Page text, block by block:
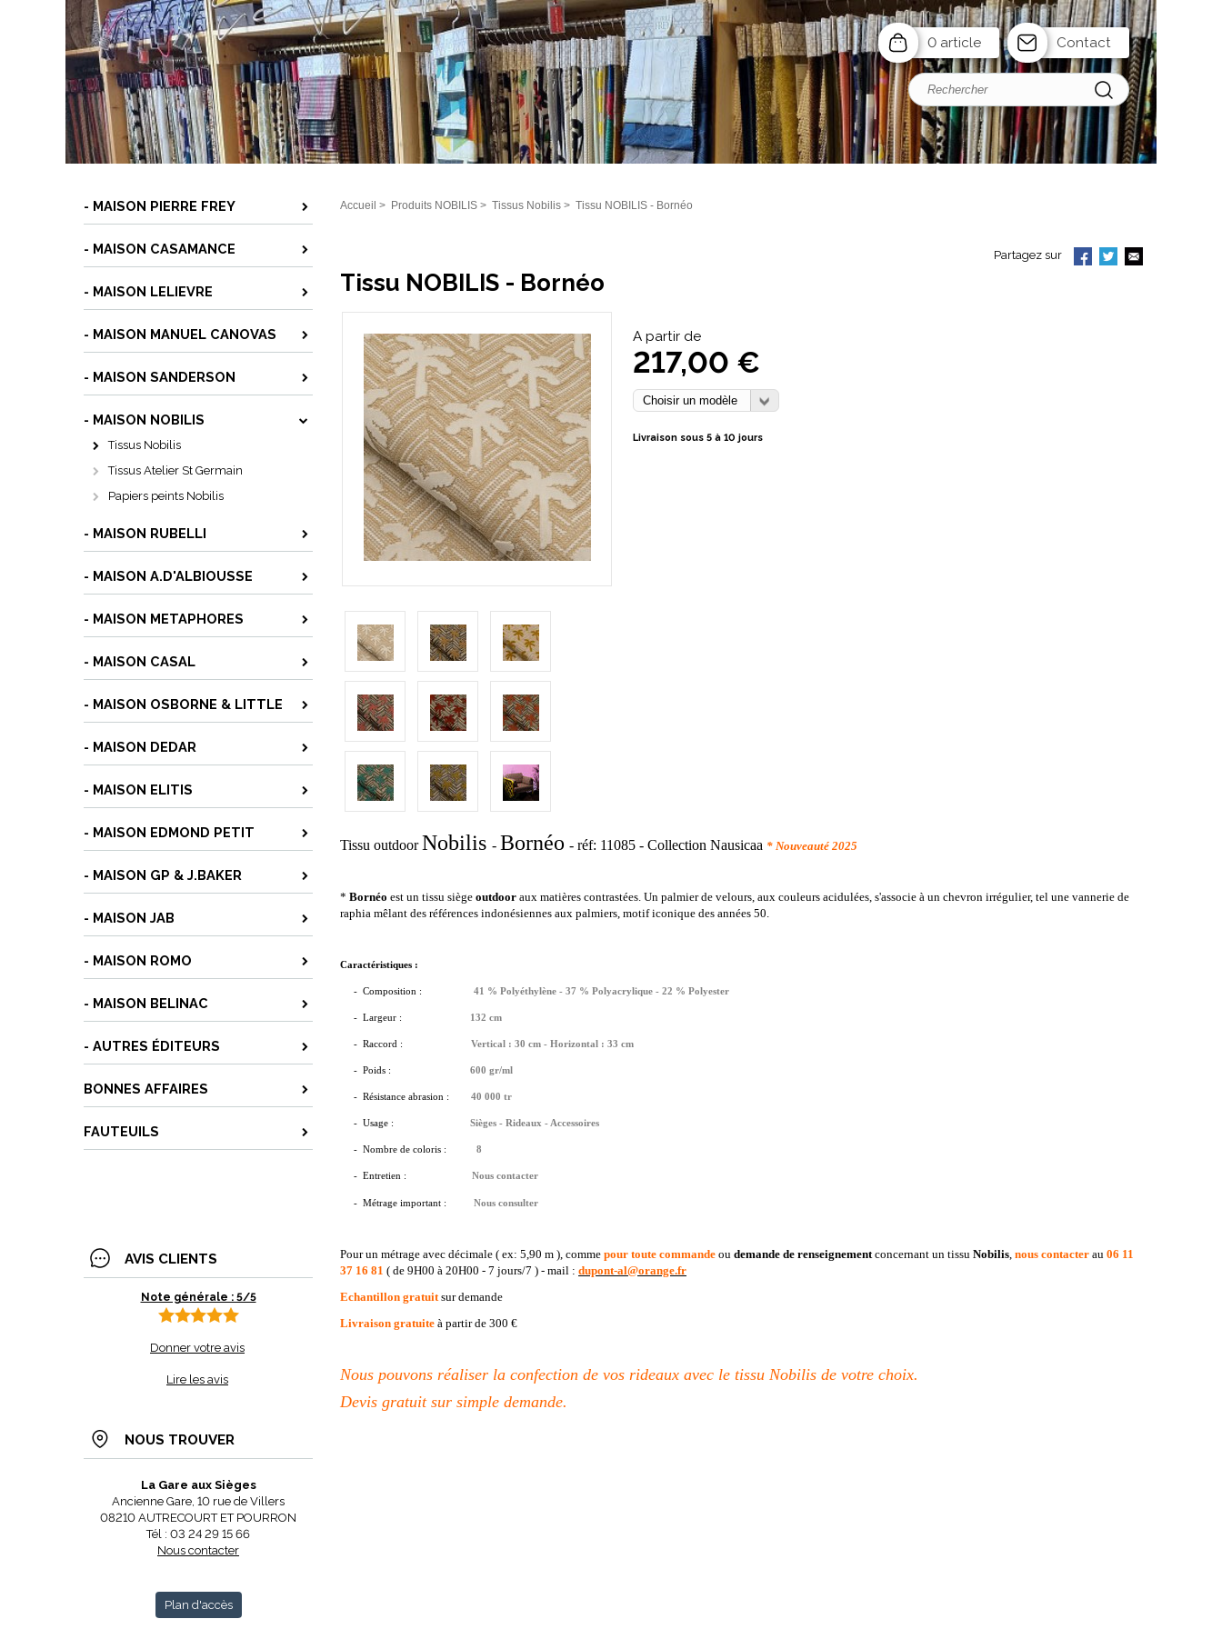
0 article Contact
- MAISON PIERRE FREY
- MAISON CASAMANCE
- MAISON LELIEVRE
- MAISON MANUEL CANOVAS
- MAISON SANDERSON
- MAISON NOBILIS
Tissus Nobilis
Tissus Atelier St Germain
Papiers peints Nobilis
- MAISON RUBELLI
- MAISON A.D'ALBIOUSSE
- MAISON METAPHORES
- MAISON CASAL
- MAISON OSBORNE & LITTLE
- MAISON DEDAR
- MAISON ELITIS
- MAISON EDMOND PETIT
- MAISON GP & J.BAKER
- MAISON JAB
- MAISON ROMO
- MAISON BELINAC
- AUTRES ÉDITEURS
BONNES AFFAIRES
FAUTEUILS
AVIS CLIENTS
Note générale : 5/5
Donner votre avis
Lire les avis
NOUS TROUVER
La Gare aux Sièges
Ancienne Gare, 10 rue de Villers
08210 AUTRECOURT ET POURRON
Tél : 03 24 29 15 66
Nous contacter
Plan d'accès
Accueil > Produits NOBILIS > Tissus Nobilis > Tissu NOBILIS - Bornéo
Partagez sur
Tissu NOBILIS - Bornéo
A partir de
217,00 €
Livraison sous 5 à 10 jours
Tissu outdoorNobilis - Bornéo - réf: 11085 - Collection Nausicaa * Nouveauté 2025
* Bornéo est un tissu siège outdoor aux matières contrastées. Un palmier de velours, aux couleurs acidulées, s'associe à un chevron irrégulier, tel une vannerie de
raphia mêlant des références indonésiennes aux palmiers, motif iconique des années 50.
Caractéristiques :
- Composition : 41 % Polyéthylène - 37 % Polyacrylique - 22 % Polyester
- Largeur : 132 cm
- Raccord : Vertical : 30 cm - Horizontal : 33 cm
- Poids : 600 gr/ml
- Résistance abrasion : 40 000 tr
- Usage : Sièges - Rideaux - Accessoires
- Nombre de coloris : 8
- Entretien : Nous contacter
- Métrage important : Nous consulter
Pour un métrage avec décimale ( ex: 5,90 m ), comme pour toute commande ou demande de renseignementconcernant un tissu Nobilis, nous contacter au 06 11
37 16 81 ( de 9H00 à 20H00 - 7 jours/7 ) - mail : dupont-al@orange.fr
Echantillon gratuitsur demande
Livraison gratuite à partir de 300 €
Nous pouvons réaliser la confection de vos rideaux avec le tissu Nobilis de votre choix.
Devis gratuit sur simple demande.